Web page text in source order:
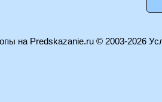
на Predskazanie.ru© 2003-2026